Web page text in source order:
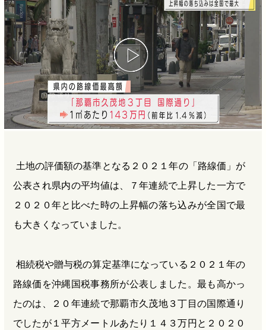
o
o
k
a
d
s
土地の評価額の基準となる２０２１年の「路線価」が
公表され県内の平均値は、７年連続で上昇した一方で
２０２０年と比べた時の上昇幅の落ち込みが全国で最
も大きくなっていました。
相続税や贈与税の算定基準になっている２０２１年の
路線価を沖縄国税事務所が公表しました。最も高かっ
たのは、２０年連続で那覇市久茂地３丁目の国際通り
でしたが１平方メートルあたり１４３万円と２０２０